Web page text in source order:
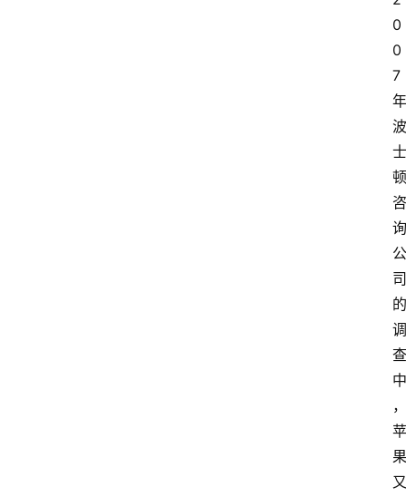
0
0
7
年
波
士
顿
咨
询
公
司
的
调
查
中
，
苹
果
又